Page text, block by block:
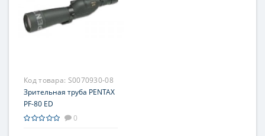
Код товара: S0070930-08
Зрительная труба PENTAX
PF-80 ED
0